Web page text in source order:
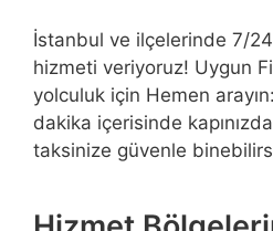
İstanbul ve ilçelerinde 7/
hizmeti veriyoruz! Uygun
yolculuk için Hemen
dakika içerisinde
taksinize güvenle